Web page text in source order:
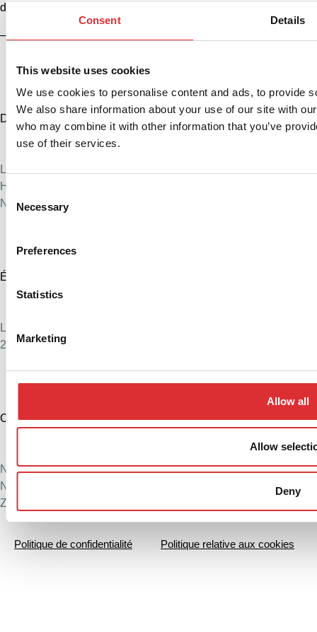
Consent Details
This website uses cookies
We use cookies to personalise content and ads, to provide
We also share information about your use of our site with
who may combine it with other information that you’ve
use of their services.
Selection
Necessary
Preferences
Statistics
Marketing
Allow all
Allow
Deny
demande de renseignements sur nos produits ou services
– nous sommes là pour vous aider !
Danemark
+45 76 88 16 00
Logitrans A/S
Hillerupvej 35, 6760 Ribe, Danemark
N° d'enregistrement 51572718
États-Unis
+1 888 345 1270
Logitrans US Inc.
2580 Diehl Rd., Suite E, Aurora, IL 60502. États-Unis
Chine
Ningbo Logitrans Manutention Équipement Co., Ltd.
N° 199 Donghui Road, parc industriel nordique, district de
Zhenhai, Ningbo, province du Zhejiang, 315221, Chine
Politique de confidentialité Politique relative aux cookies